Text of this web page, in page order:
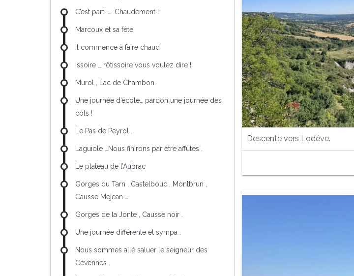
Descente vers Lodéve.
C’est parti …. Chaudement !
Marcoux et sa fête
Il commence à faire chaud
Issoire … rôtissoire vous voulez dire !
Murol , Lac de Chambon.
Une journée d’école… pardon une journée des
cols !
Le Pas de Peyrol .
Laguiole …Nous finirons par être affûtés .
Le plateau de l’Aubrac
Gorges du Tarn , Castelbouc , Montbrun ,
Causse Mejean …
Gorges de la Jonte , Causse noir .
Une journée différente et sympa .
Nous sommes allé saluer le seigneur des
Cévennes .